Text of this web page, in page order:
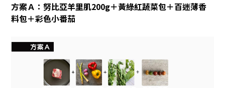
方案Ａ：努比亞羊里肌200g＋黃綠紅蔬菜包＋百迷薄香
料包＋彩色小番茄